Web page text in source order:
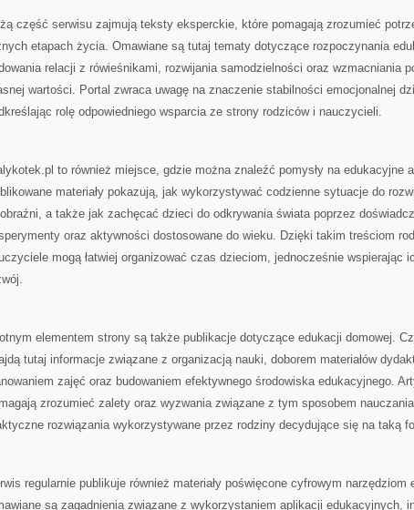
część serwisu zajmują teksty eksperckie, które pomagają zrozumieć
etapach życia. Omawiane są tutaj tematy dotyczące rozpoczynania
relacji z rówieśnikami, rozwijania samodzielności oraz wzmacniania
wartości. Portal zwraca uwagę na znaczenie stabilności emocjonalnej
rolę odpowiedniego wsparcia ze strony rodziców i nauczycieli.
to również miejsce, gdzie można znaleźć pomysły na edukacyjne
materiały pokazują, jak wykorzystywać codzienne sytuacje do
a także jak zachęcać dzieci do odkrywania świata poprzez
oraz aktywności dostosowane do wieku. Dzięki takim treściom
mogą łatwiej organizować czas dzieciom, jednocześnie wspierając
elementem strony są także publikacje dotyczące edukacji domowej.
tutaj informacje związane z organizacją nauki, doborem materiałów
zajęć oraz budowaniem efektywnego środowiska edukacyjnego.
zrozumieć zalety oraz wyzwania związane z tym sposobem
rozwiązania wykorzystywane przez rodziny decydujące się na taką
regularnie publikuje również materiały poświęcone cyfrowym narzędziom
są zagadnienia związane z wykorzystaniem aplikacji edukacyjnych,